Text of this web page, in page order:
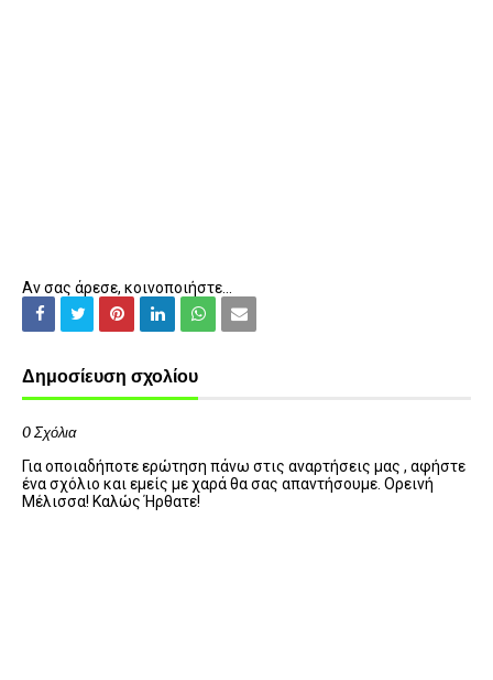
Αν σας άρεσε, κοινοποιήστε...
Δημοσίευση σχολίου
0 Σχόλια
Για οποιαδήποτε ερώτηση πάνω στις αναρτήσεις μας , αφήστε
ένα σχόλιο και εμείς με χαρά θα σας απαντήσουμε. Ορεινή
Μέλισσα! Καλώς Ήρθατε!